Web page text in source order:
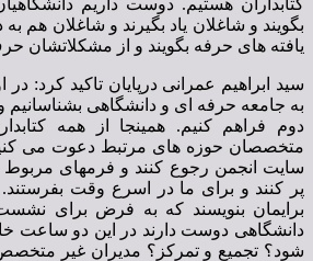
کتابداران هستیم. دوست داریم
بگویند و شاغلان یاد بگیرند و شاغلان هم
یافته های حرفه بگویند و از مشکلاتشان
سید ابراهیم عمرانی درپایان تاکید کرد: در
به جامعه حرفه ای و دانشگاهی بشناسانیم
دوم فراهم کنیم. همینجا از همه
سایت انجمن رجوع کنند و فرمهای
پر کنند و برای ما در اسرع وقت بفرستند.
برایمان بنویسند که به فرض برای
دانشگاهی دوست دارند در این دو
شود؟ تجمیع و تمرکز؟ مدیران غیر متخصص؟